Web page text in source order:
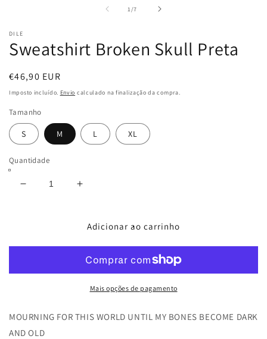
modal
1 /
de7
DILE
Sweatshirt Broken Skull Preta
Preço
normal
€46,90 EUR
Imposto incluído. Envio calculado na finalização da compra.
Tamanho
S M L XL
Quantidade
Diminuir
Preta
Aumentar
de
Skull
Preta
Adicionar ao carrinho
Mais opções de pagamento
MOURNING FOR THIS WORLD UNTIL MY BONES BECOME DARK
AND OLD